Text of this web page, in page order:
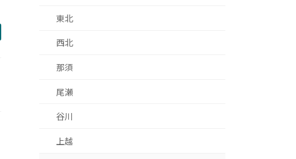
東北
西北
那須
尾瀬
谷川
上越